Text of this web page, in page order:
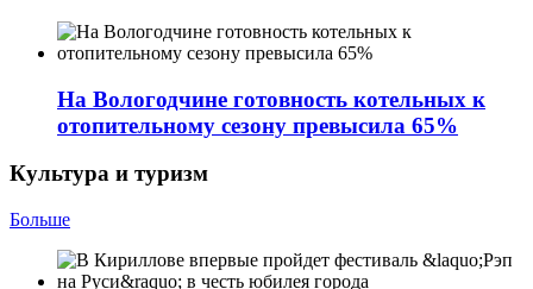
На Вологодчине готовность котельных к
отопительному сезону превысила 65%
Культура и туризм
Больше